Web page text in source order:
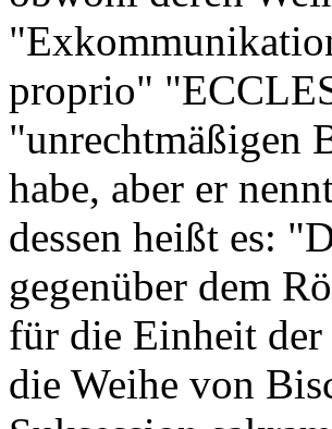
proprio"
"unrechtmäßigen
habe, aber er
dessen heißt es:
gegenüber dem
für die Einheit der
die Weihe von